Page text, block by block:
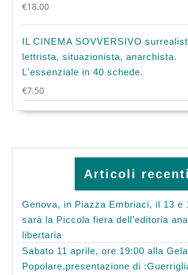
€18.00
IL CINEMA SOVVERSIVO
lettrista, situazionista, anarchista.
L'essenziale in 40 schede.
€7.50
Articoli recenti
Genova, in Piazza Embriaci, il 13 e
sarà la Piccola fiera dell’editoria
libertaria
Sabato 11 aprile, ore 19:00 alla
Popolare,presentazione di